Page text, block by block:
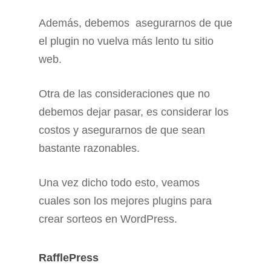
Además, debemos asegurarnos de que
el plugin no vuelva más lento tu sitio
web.
Otra de las consideraciones que no
debemos dejar pasar, es considerar los
costos y asegurarnos de que sean
bastante razonables.
Una vez dicho todo esto, veamos
cuales son los mejores plugins para
crear sorteos en WordPress.
RafflePress